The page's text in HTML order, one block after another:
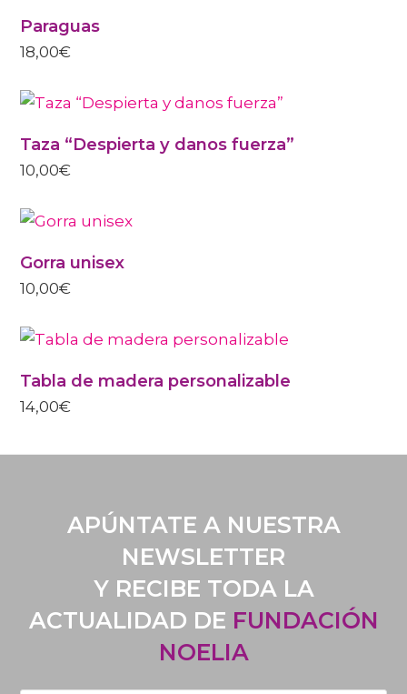
Paraguas
18,00€
Taza “Despierta y danos fuerza”
10,00€
Gorra unisex
10,00€
Tabla de madera personalizable
14,00€
APÚNTATE A NUESTRA
NEWSLETTER
Y RECIBE TODA LA
ACTUALIDAD DE FUNDACIÓN
NOELIA